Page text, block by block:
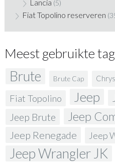
Lancia (5)
Fiat Topolino reserveren
Meest gebruikte
Brute Brute Cap
Fiat Topolino Jeep
Jeep Brute Jeep
Jeep Renegade Jeep
Jeep Wrangler JK